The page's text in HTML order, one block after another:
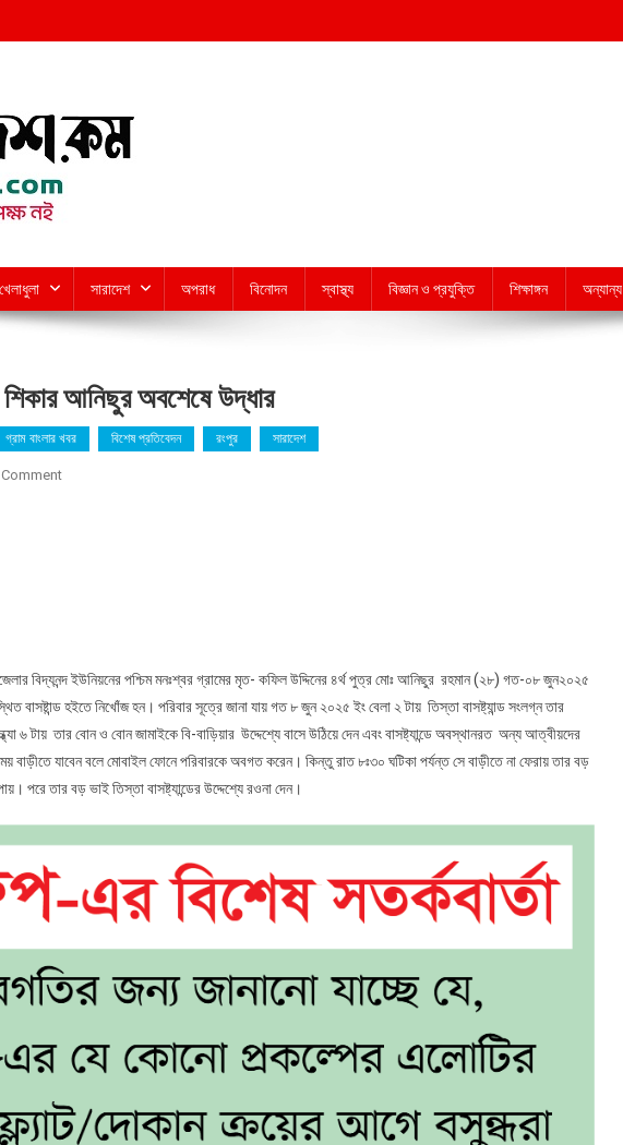
খেলাধুলা সারাদেশ অপরাধ বিনোদন স্বাস্থ্য বিজ্ঞান ও প্রযুক্তি শিক্ষাঙ্গন অন্যান্য
আনিছুর অবশেষে উদ্ধার
গ্রাম বাংলার খবর বিশেষ প্রতিবেদন রংপুর সারাদেশ
On
বিদ্যনন্দ ইউনিয়নের পশ্চিম মনঃশ্বর গ্রামের মৃত- কফিল উদ্দিনের ৪র্থ পুত্র মোঃ আনিছুর রহমান (২৮) গত-০৮ জুন২০২৫
বাসষ্টান্ড হইতে নিখোঁজ হন। পরিবার সূত্রে জানা যায় গত ৮ জুন ২০২৫ ইং বেলা ২ টায় তিস্তা বাসষ্ট্যান্ড সংলগ্ন তার
৬ টায় তার বোন ও বোন জামাইকে বি-বাড়িয়ার উদ্দেশ্যে বাসে উঠিয়ে দেন এবং বাসষ্ট্যান্ডে অবস্থানরত অন্য আত্বীয়দের
যাবেন বলে মোবাইল ফোনে পরিবারকে অবগত করেন। কিন্তু রাত ৮ঃ৩০ ঘটিকা পর্যন্ত সে বাড়ীতে না ফেরায় তার বড়
পরে তার বড় ভাই তিস্তা বাসষ্ট্যান্ডের উদ্দেশ্যে রওনা দেন।